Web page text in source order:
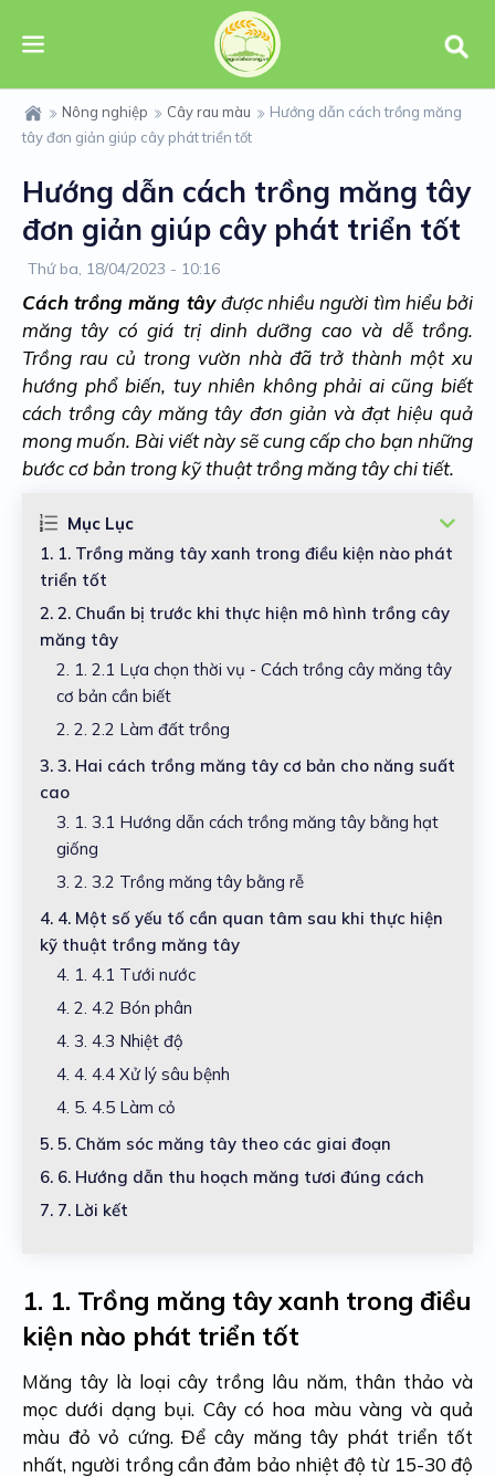
Nông nghiệp Cây rau màu
Hướng dẫn cách trồng măng
tây đơn giản giúp cây phát triển tốt
Hướng dẫn cách trồng măng tây
đơn giản giúp cây phát triển tốt
Thứ ba, 18/04/2023 - 10:16
Cách trồng măng tâyđược nhiều người tìm hiểu bởi
măng tây có giá trị dinh dưỡng cao và dễ trồng.
Trồng rau củ trong vườn nhà đã trở thành một xu
hướng phổ biến, tuy nhiên không phải ai cũng biết
cách trồng cây măng tây đơn giản và đạt hiệu quả
mong muốn. Bài viết này sẽ cung cấp cho bạn những
bước cơ bản trong kỹ thuật trồng măng tây chi tiết.
Mục Lục
1. 1. Trồng măng tây xanh trong điều kiện nào phát
triển tốt
2. 2. Chuẩn bị trước khi thực hiện mô hình trồng cây
măng tây
2. 1. 2.1 Lựa chọn thời vụ - Cách trồng cây măng tây
cơ bản cần biết
2. 2. 2.2 Làm đất trồng
3. 3. Hai cách trồng măng tây cơ bản cho năng suất
cao
3. 1. 3.1 Hướng dẫn cách trồng măng tây bằng hạt
giống
3. 2. 3.2 Trồng măng tây bằng rễ
4. 4. Một số yếu tố cần quan tâm sau khi thực hiện
kỹ thuật trồng măng tây
4. 1. 4.1 Tưới nước
4. 2. 4.2 Bón phân
4. 3. 4.3 Nhiệt độ
4. 4. 4.4 Xử lý sâu bệnh
4. 5. 4.5 Làm cỏ
5. 5. Chăm sóc măng tây theo các giai đoạn
6. 6. Hướng dẫn thu hoạch măng tươi đúng cách
7. 7. Lời kết
1. 1. Trồng măng tây xanh trong điều
kiện nào phát triển tốt
Măng tây là loại cây trồng lâu năm, thân thảo và
mọc dưới dạng bụi. Cây có hoa màu vàng và quả
màu đỏ vỏ cứng. Để cây măng tây phát triển tốt
nhất, người trồng cần đảm bảo nhiệt độ từ 15-30 độ